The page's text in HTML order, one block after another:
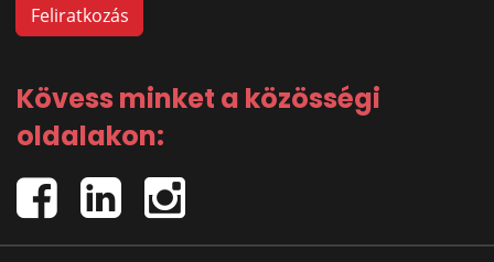
Kövess minket a közösségi
oldalakon: